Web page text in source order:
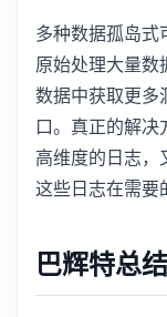
多种数据孤岛
原始处理大量数
数据中获取更多
口。真正的解决
高维度的日志
这些日志在需要
巴辉特总结